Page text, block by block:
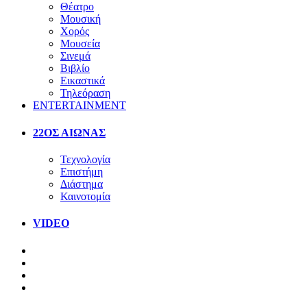
Θέατρο
Μουσική
Χορός
Μουσεία
Σινεμά
Βιβλίο
Εικαστικά
Τηλεόραση
ENTERTAINMENT
22ΟΣ ΑΙΩΝΑΣ
Τεχνολογία
Επιστήμη
Διάστημα
Καινοτομία
VIDEO